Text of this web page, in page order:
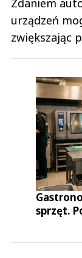
Zdaniem
urządzeń
zwiększając
sprzęt.